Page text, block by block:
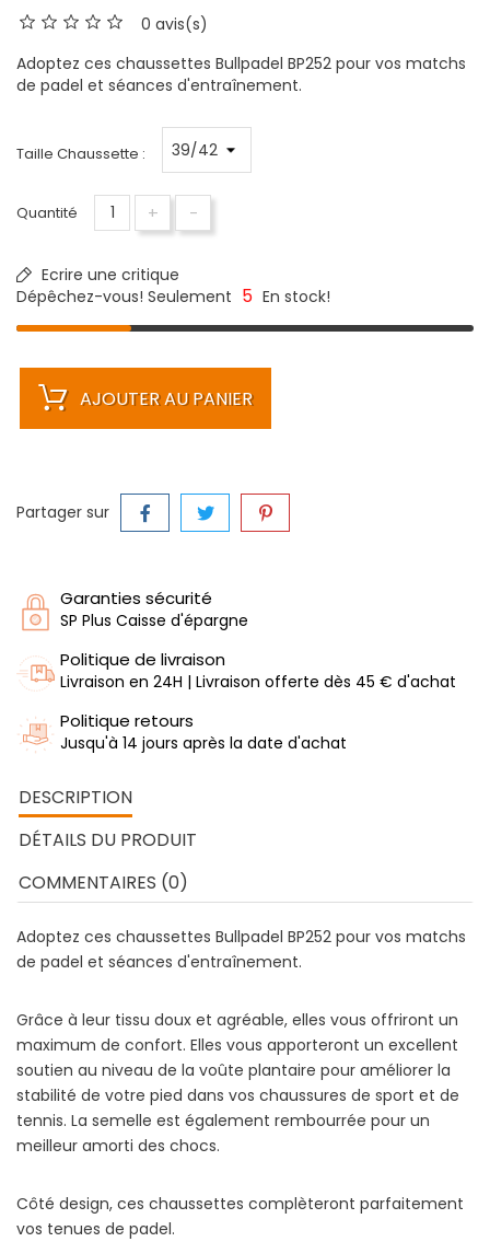
0 avis(s)
Adoptez ces chaussettes Bullpadel BP252 pour vos matchs
de padel et séances d'entraînement.
Taille Chaussette :
Quantité + -
Ecrire une critique
Dépêchez-vous! Seulement 5 En stock!
AJOUTER AU PANIER
Partager sur
Garanties sécurité
SP Plus Caisse d'épargne
Politique de livraison
Livraison en 24H | Livraison offerte dès 45 € d'achat
Politique retours
Jusqu'à 14 jours après la date d'achat
DESCRIPTION
DÉTAILS DU PRODUIT
COMMENTAIRES (0)
Adoptez ces chaussettes Bullpadel BP252 pour vos matchs
de padel et séances d'entraînement.
Grâce à leur tissu doux et agréable, elles vous offriront un
maximum de confort. Elles vous apporteront un excellent
soutien au niveau de la voûte plantaire pour améliorer la
stabilité de votre pied dans vos chaussures de sport et de
tennis. La semelle est également rembourrée pour un
meilleur amorti des chocs.
Côté design, ces chaussettes complèteront parfaitement
vos tenues de padel.